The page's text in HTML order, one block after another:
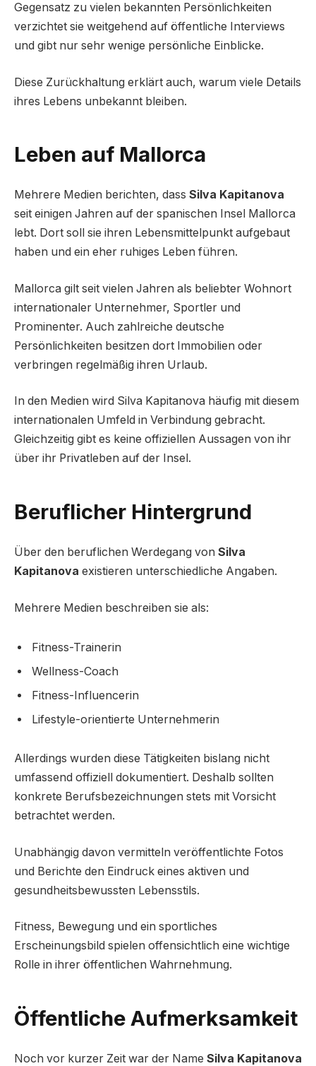
Gegensatz zu vielen bekannten Persönlichkeiten
verzichtet sie weitgehend auf öffentliche Interviews
und gibt nur sehr wenige persönliche Einblicke.
Diese Zurückhaltung erklärt auch, warum viele Details
ihres Lebens unbekannt bleiben.
Leben auf Mallorca
Mehrere Medien berichten, dass Silva Kapitanova
seit einigen Jahren auf der spanischen Insel Mallorca
lebt. Dort soll sie ihren Lebensmittelpunkt aufgebaut
haben und ein eher ruhiges Leben führen.
Mallorca gilt seit vielen Jahren als beliebter Wohnort
internationaler Unternehmer, Sportler und
Prominenter. Auch zahlreiche deutsche
Persönlichkeiten besitzen dort Immobilien oder
verbringen regelmäßig ihren Urlaub.
In den Medien wird Silva Kapitanova häufig mit diesem
internationalen Umfeld in Verbindung gebracht.
Gleichzeitig gibt es keine offiziellen Aussagen von ihr
über ihr Privatleben auf der Insel.
Beruflicher Hintergrund
Über den beruflichen Werdegang von Silva
Kapitanova existieren unterschiedliche Angaben.
Mehrere Medien beschreiben sie als:
Fitness-Trainerin
Wellness-Coach
Fitness-Influencerin
Lifestyle-orientierte Unternehmerin
Allerdings wurden diese Tätigkeiten bislang nicht
umfassend offiziell dokumentiert. Deshalb sollten
konkrete Berufsbezeichnungen stets mit Vorsicht
betrachtet werden.
Unabhängig davon vermitteln veröffentlichte Fotos
und Berichte den Eindruck eines aktiven und
gesundheitsbewussten Lebensstils.
Fitness, Bewegung und ein sportliches
Erscheinungsbild spielen offensichtlich eine wichtige
Rolle in ihrer öffentlichen Wahrnehmung.
Öffentliche Aufmerksamkeit
Noch vor kurzer Zeit war der Name Silva Kapitanova